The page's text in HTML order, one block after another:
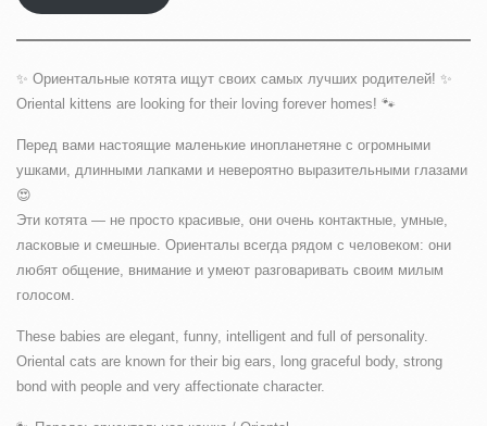
✨ Ориентальные котята ищут своих самых лучших родителей! ✨
Oriental kittens are looking for their loving forever homes! 🐾
Перед вами настоящие маленькие инопланетяне с огромными
ушками, длинными лапками и невероятно выразительными глазами
😍
Эти котята — не просто красивые, они очень контактные, умные,
ласковые и смешные. Ориенталы всегда рядом с человеком: они
любят общение, внимание и умеют разговаривать своим милым
голосом.
These babies are elegant, funny, intelligent and full of personality.
Oriental cats are known for their big ears, long graceful body, strong
bond with people and very affectionate character.